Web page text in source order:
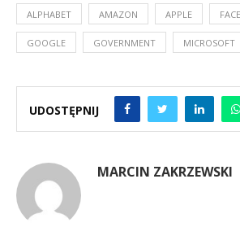
ALPHABET AMAZON APPLE
GOOGLE GOVERNMENT MICROSOFT
UDOSTĘPNIJ
MARCIN ZAKRZEWSKI